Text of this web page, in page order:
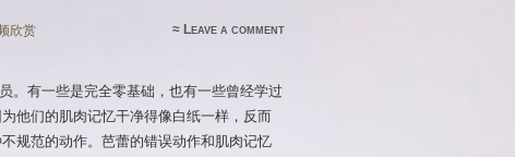
欣赏 ≈ Leave a comment
。有一些是完全零基础，也有一些曾经学过
他们的肌肉记忆干净得像白纸一样，反而
规范的动作。芭蕾的错误动作和肌肉记忆